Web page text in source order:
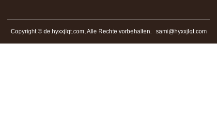
Copyright © de.hyxxjlqt.com, Alle Rechte vorbehalten. sami@hyxxjlqt.com